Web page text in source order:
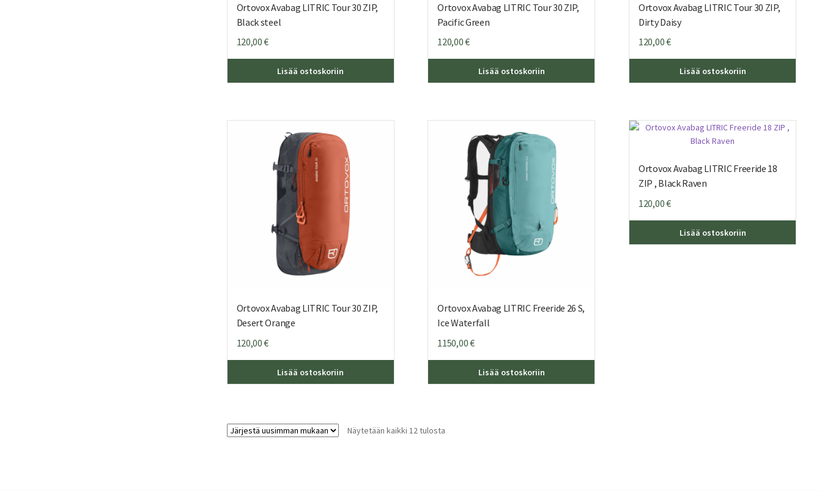
Ortovox Avabag LITRIC Tour 30 ZIP,
Black steel
120,00€
Lisää ostoskoriin
Ortovox Avabag LITRIC Tour 30 ZIP,
Pacific Green
120,00€
Lisää ostoskoriin
Ortovox Avabag LITRIC Tour 30 ZIP,
Dirty Daisy
120,00€
Lisää ostoskoriin
Ortovox Avabag LITRIC Tour 30 ZIP,
Desert Orange
120,00€
Lisää ostoskoriin
Ortovox Avabag LITRIC Freeride 26 S,
Ice Waterfall
1150,00€
Lisää ostoskoriin
Ortovox Avabag LITRIC Freeride 18
ZIP , Black Raven
120,00€
Lisää ostoskoriin
Näytetään kaikki 12 tulostaSorted